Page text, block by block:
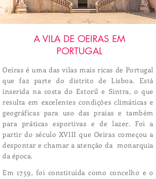
A VILA DE OEIRAS EM
PORTUGAL
Oeiras é uma das vilas mais ricas de Portugal
que faz parte do distrito de Lisboa. Está
inserida na costa do Estoril e Sintra, o que
resulta em excelentes condições climáticas e
geográficas para uso das praias e também
para práticas esportivas e de lazer. Foi a
partir do século XVIII que Oeiras começou a
despontar e chamar a atenção da monarquia
da época.
Em 1759, foi constituída como concelho e o